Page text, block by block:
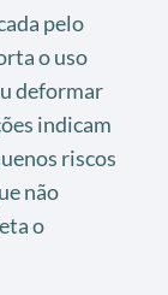
pelo
o uso
deformar
indicam
riscos
não
o